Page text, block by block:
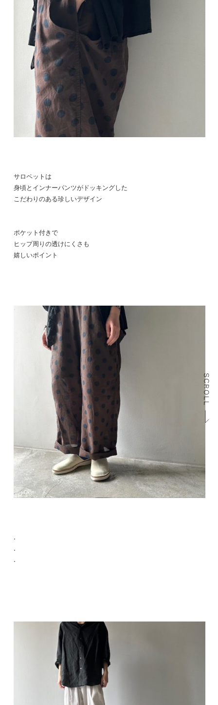
サロペットは
身頃とインナーパンツがドッキングした
こだわりのある珍しいデザイン
ポケット付きで
ヒップ周りの透けにくさも
嬉しいポイント
.
.
.